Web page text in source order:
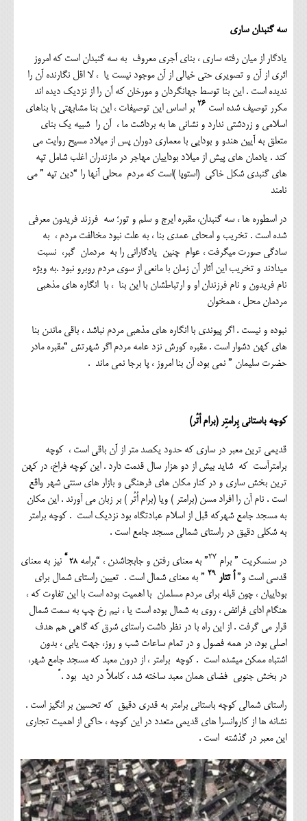
سه گنبدان ساری
یادگار از میان رفته ساری ، بنای آجری معروف به سه گنبدان است که امروز
اثری از آن و تصویری حتی خیالی از آن موجود نیست یا ، لا اقل نگارنده آن را
ندیده است . این بنا توسط جهانگردان و مورخان که آن را از نزدیک دیده اند
مکرر توصیف شده است ۲۶ بر اساس این توصیفات ، این بنا مشابهتی با بناهای
اسلامی و زردشتی ندارد و نشانی ها به برداشت ما ، آن را شبیه یک بنای
متعلق به آیین هندو و بودایی با معماری دوران پس از میلاد مسیح روایت می
کند . یادمان های پیش از میلاد بوداییان مهاجر در مازندران اغلب شامل تپه
های گنبدی شکل خاکی (استوپا )است که مردم محلی آنها را “دین تپه ” می
نامند
در اسطوره ها ، سه گنبدان، مقبره ایرج و سلم و تور؛ سه فرزند فریدون معرفی
شده است . تخریب و امحای عمدی بنا ، به علت نبود مخالفت مردم ، به
سادگی صورت میگرفت ، عوام چنین یادگارانی را به مردمان گبر، نسبت
میدادند و تخریب این آثار آن زمان با مانعی از سوی مردم روبرو نبود .به ویژه
نام فریدون و نام فرزندان او و ارتباطشان با این بنا ، با انگاره های مذهبی
مردمان محل ، همخوان
نبوده و نیست . اگر پیوندی با انگاره های مذهبی مردم نباشد ، باقی ماندن بنا
های کهن دشوار است . مقبره کورش نزد عامه مردم اگر شهرتش “مقبره مادر
حضرت سلیمان ” نمی بود، آن بنا امروز ، پا برجا نمی ماند .
کوچه باستانی بِرامتِر (برام اُتُر)
قدیمی ترین معبر در ساری که حدود یکصد متر از آن باقی است ، کوچه
برامترآست که شاید بیش از دو هزار سال قدمت دارد . این کوچه فراخ، در کهن
ترین بخش ساری و در کنار مکان های فرهنگی و بازار های سنتی شهر واقع
است . نام آن را افراد مسن (برامتر ) ویا (برام اُتُر ) بر زبان می آورند . این مکان
به مسجد جامع شهرکه قبل از اسلام عبادتگاه بود نزدیک است . کوچه برامتر
به شکلی دقیق در راستای شمالی مسجد جامع است .
در سنسکریت ” برام ۲۷” به معنای رفتن و جابجاشدن ، “برامه ۲۸ “
نیز به معنای
قدسی است و”اُ تتار ۲۹ ” به معنای شمال است . تعیین راستای شمال برای
بوداییان ، چون قبله برای مردم مسلمان با اهمیت بوده است با این تفاوت که ،
هنگام ادای فرائض ، روی به شمال بوده است یا ، نیم رخ چپ به سمت شمال
قرار می گرفت . از این راه با در نظر داشت راستای شرق که گاهی هم هدف
اصلی بود، در همه فصول و در تمام ساعات شب و روز، جهت یابی ، بدون
اشتباه ممکن میشده است . کوچه برامتر ، از درون معبد که مسجد جامع شهر،
در بخش جنوبی فضای همان معبد ساخته شد ، کاملاً در دید بود . ً
راستای شمالی کوچه باستانی برامتر به قدری دقیق که تحسین بر انگیز است .
نشانه ها از کاروانسرا های قدیمی متعدد در این کوچه ، حاکی از اهمیت تجاری
این معبر در گذشته است .